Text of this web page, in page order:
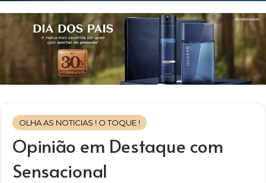
OLHA AS NOTICIAS ! O TOQUE !
Opinião em Destaque com
Sensacional